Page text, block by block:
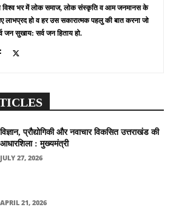
विश्व भर में लोक समाज, लोक संस्कृति व आम जनमानस के
लाभप्रद हो व हर उस सकारात्मक पहलु की बात करना जो
जन सुखाय: सर्व जन हिताय हो.
विज्ञान, प्रौद्योगिकी और नवाचार विकसित उत्तराखंड की
आधारशिला : मुख्यमंत्री
JULY 27, 2026
APRIL 21, 2026